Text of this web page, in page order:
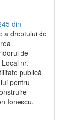
din
a dreptului de
de
nr.
publică
pentru
Ionescu,